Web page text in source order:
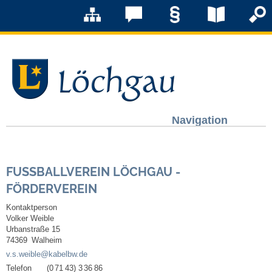
Navigation
Grußwort Bürgermeister
Kurzportrait
Löchgau früher
Zahlen & Fakten
FUSSBALLVEREIN LÖCHGAU - F
ÖRDERVEREIN
Kontaktperson
Volker Weible
Urbanstraße 15
74369 Walheim
v.s.weible@kabelbw.de
Telefon
(071 43) 336 86